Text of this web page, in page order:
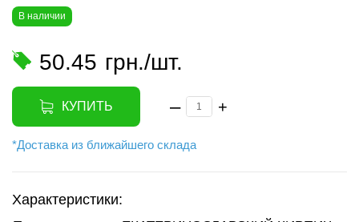
В наличии
50.45 грн./шт.
КУПИТЬ – +
*Доставка из ближайшего склада
Характеристики: